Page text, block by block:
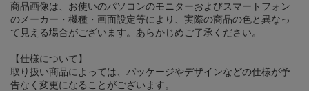
商品画像は、お使いのパソコンのモニターおよびスマートフォン
のメーカー・機種・画面設定等により、実際の商品の色と異なっ
て見える場合がございます。あらかじめご了承ください。
【仕様について】
取り扱い商品によっては、パッケージやデザインなどの仕様が予
告なく変更になることがございます。